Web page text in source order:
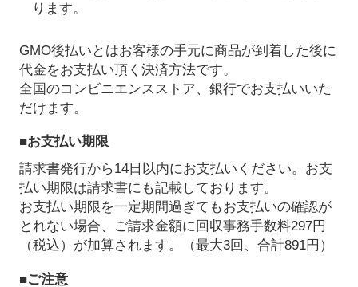
ります。
GMO後払いとはお客様の手元に商品が到着した後に
代金をお支払い頂く決済方法です。
全国のコンビニエンスストア、銀行でお支払いいた
だけます。
■お支払い期限
請求書発行から14日以内にお支払いください。お支
払い期限は請求書にも記載しております。
お支払い期限を一定期間過ぎてもお支払いの確認が
とれない場合、ご請求金額に回収事務手数料297円
（税込）が加算されます。（最大3回、合計891円）
■ご注意